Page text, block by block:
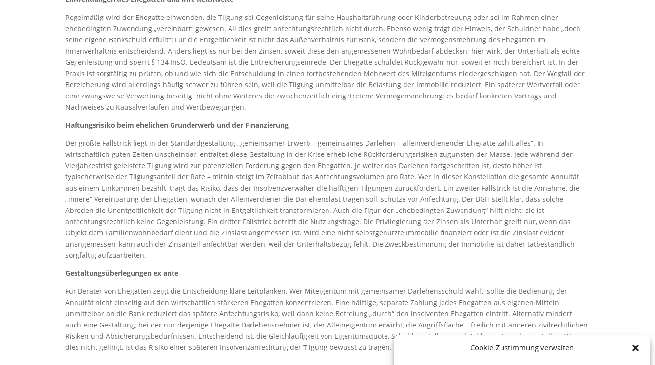
Cookie-Zustimmung verwalten
Regelmäßig wird der Ehegatte einwenden, die Tilgung sei Gegenleistung für seine Haushaltsführung oder Kinderbetreuung oder sei im Rahmen einer
ehebedingten Zuwendung „vereinbart“ gewesen. All dies greift anfechtungsrechtlich nicht durch. Ebenso wenig trägt der Hinweis, der Schuldner habe „doch
seine eigene Bankschuld erfüllt“: Für die Entgeltlichkeit ist nicht das Außenverhältnis zur Bank, sondern die Vermögensmehrung des Ehegatten im
Innenverhältnis entscheidend. Anders liegt es nur bei den Zinsen, soweit diese den angemessenen Wohnbedarf abdecken; hier wirkt der Unterhalt als echte
Gegenleistung und sperrt § 134 InsO. Bedeutsam ist die Entreicherungseinrede. Der Ehegatte schuldet Rückgewähr nur, soweit er noch bereichert ist. In der
Praxis ist sorgfältig zu prüfen, ob und wie sich die Entschuldung in einen fortbestehenden Mehrwert des Miteigentums niedergeschlagen hat. Der Wegfall der
Bereicherung wird allerdings häufig schwer zu führen sein, weil die Tilgung unmittelbar die Belastung der Immobilie reduziert. Ein späterer Wertverfall oder
eine zwangsweise Verwertung beseitigt nicht ohne Weiteres die zwischenzeitlich eingetretene Vermögensmehrung; es bedarf konkreten Vortrags und
Nachweises zu Kausalverläufen und Wertbewegungen.
Haftungsrisiko beim ehelichen Grunderwerb und der Finanzierung
Der größte Fallstrick liegt in der Standardgestaltung „gemeinsamer Erwerb – gemeinsames Darlehen – alleinverdienender Ehegatte zahlt alles“. In
wirtschaftlich guten Zeiten unscheinbar, entfaltet diese Gestaltung in der Krise erhebliche Rückforderungsrisiken zugunsten der Masse. Jede während der
Vierjahresfrist geleistete Tilgung wird zur potenziellen Forderung gegen den Ehegatten. Je weiter das Darlehen fortgeschritten ist, desto höher ist
typischerweise der Tilgungsanteil der Rate – mithin steigt im Zeitablauf das Anfechtungsvolumen pro Rate. Wer in dieser Konstellation die gesamte Annuität
aus einem Einkommen bezahlt, trägt das Risiko, dass der Insolvenzverwalter die hälftigen Tilgungen zurückfordert. Ein zweiter Fallstrick ist die Annahme, die
„innere“ Vereinbarung der Ehegatten, wonach der Alleinverdiener die Darlehenslast tragen soll, schütze vor Anfechtung. Der BGH stellt klar, dass solche
Abreden die Unentgeltlichkeit der Tilgung nicht in Entgeltlichkeit transformieren. Auch die Figur der „ehebedingten Zuwendung“ hilft nicht; sie ist
anfechtungsrechtlich keine Gegenleistung. Ein dritter Fallstrick betrifft die Nutzungsfrage. Die Privilegierung der Zinsen als Unterhalt greift nur, wenn das
Objekt dem Familienwohnbedarf dient und die Zinslast angemessen ist. Wird eine nicht selbstgenutzte Immobilie finanziert oder ist die Zinslast evident
unangemessen, kann auch der Zinsanteil anfechtbar werden, weil der Unterhaltsbezug fehlt. Die Zweckbestimmung der Immobilie ist daher tatbestandlich
sorgfältig aufzuarbeiten.
Gestaltungsüberlegungen ex ante
Für Berater von Ehegatten zeigt die Entscheidung klare Leitplanken. Wer Miteigentum mit gemeinsamer Darlehensschuld wählt, sollte die Bedienung der
Annuität nicht einseitig auf den wirtschaftlich stärkeren Ehegatten konzentrieren. Eine hälftige, separate Zahlung jedes Ehegatten aus eigenen Mitteln
unmittelbar an die Bank reduziert das spätere Anfechtungsrisiko, weil dann keine Befreiung „durch“ den insolventen Ehegatten eintritt. Alternativ mindert
auch eine Gestaltung, bei der nur derjenige Ehegatte Darlehensnehmer ist, der Alleineigentum erwirbt, die Angriffsfläche – freilich mit anderen zivilrechtlichen
Risiken und Absicherungsbedürfnissen. Entscheidend ist, die Gleichläufigkeit von Eigentumsquote, Schuldnerstellung und Zahlungsstrom herzustellen. Wo
dies nicht gelingt, ist das Risiko einer späteren Insolvenzanfechtung der Tilgung bewusst zu tragen.